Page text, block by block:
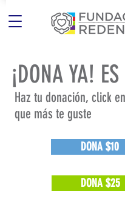
¡DONA YA!
Haz tu donación, click
que más te guste
DONA $10
DONA $25